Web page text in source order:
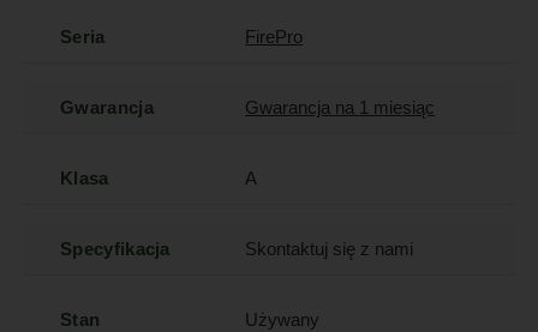
Seria FirePro
Gwarancja Gwarancja na 1 miesiąc
Klasa A
Specyfikacja Skontaktuj się z nami
Stan Używany